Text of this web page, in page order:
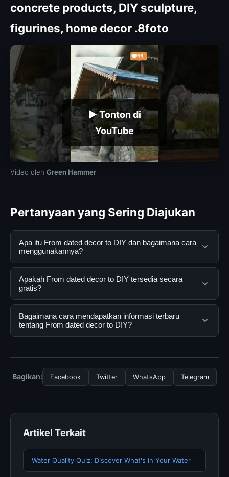
concrete products, DIY sculpture,
figurines, home decor .8foto
▶ Tonton di
YouTube
Video oleh Green Hammer
Pertanyaan yang Sering Diajukan
Apa itu From dated decor to DIY dan bagaimana cara
menggunakannya?
From dated decor to DIY adalah layanan digital yang
dirancang untuk membantu pengguna mendapatkan
informasi lengkap dan terpercaya. Anda dapat
menggunakannya dengan mengunjungi situs resmi dan
mengikuti panduan yang tersedia.
Apakah From dated decor to DIY tersedia secara
gratis?
Ya, From dated decor to DIY dapat diakses secara
gratis oleh semua pengguna. Tidak ada biaya
tersembunyi atau langganan yang diperlukan untuk
Bagaimana cara mendapatkan informasi terbaru
tentang From dated decor to DIY?
resmi kami secara berkala. Kami selalu memperbarui
konten dengan informasi terkini dan terpercaya.
Bagikan: Facebook Twitter WhatsApp Telegram
Artikel Terkait
Water Quality Quiz: Discover What's in Your Water